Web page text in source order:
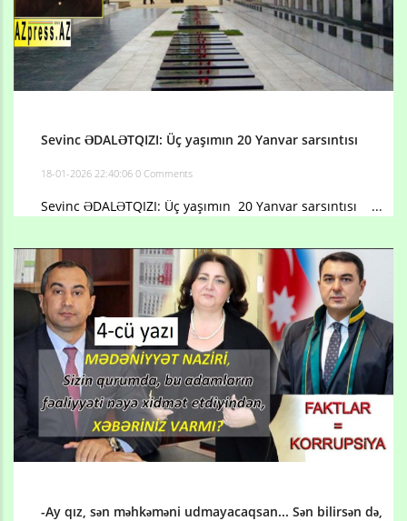
Sevinc ƏDALƏTQIZI: Üç yaşımın 20 Yanvar sarsıntısı
18-01-2026 22:40:06 0 Comments
Sevinc ƏDALƏTQIZI: Üç yaşımın 20 Yanvar sarsıntısı ...
-Ay qız, sən məhkəməni udmayacaqsan... Sən bilirsən də,